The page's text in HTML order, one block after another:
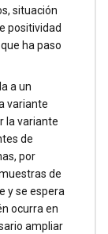
situación
positividad
ha paso
a un
variante
la variante
de
por
de
y se espera
ocurra en
ampliar